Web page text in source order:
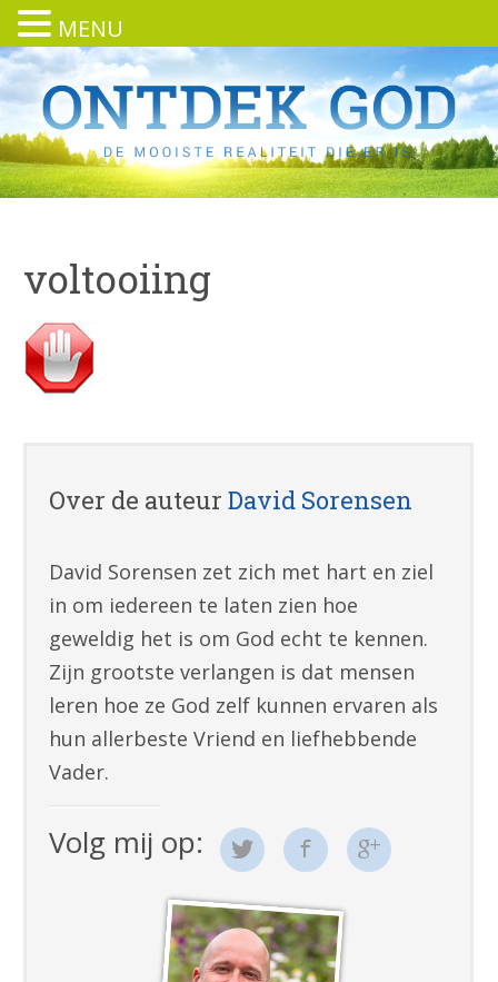
voltooiing
Over de auteurDavid Sorensen
David Sorensen zet zich met hart en ziel
in om iedereen te laten zien hoe
geweldig het is om God echt te kennen.
Zijn grootste verlangen is dat mensen
leren hoe ze God zelf kunnen ervaren als
hun allerbeste Vriend en liefhebbende
Vader.
Volg mij op:
MENU